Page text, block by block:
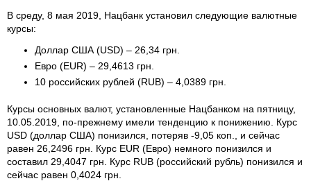
В среду, 8 мая 2019, Нацбанк установил следующие валютные
курсы:
Доллар США (USD) – 26,34 грн.
Евро (EUR) – 29,4613 грн.
10 российских рублей (RUB) – 4,0389 грн.
Курсы основных валют, установленные Нацбанком на пятницу,
10.05.2019, по-прежнему имели тенденцию к понижению. Курс
USD (доллар США) понизился, потеряв -9,05 коп., и сейчас
равен 26,2496 грн. Курс EUR (Евро) немного понизился и
составил 29,4047 грн. Курс RUB (российский рубль) понизился и
сейчас равен 0,4024 грн.